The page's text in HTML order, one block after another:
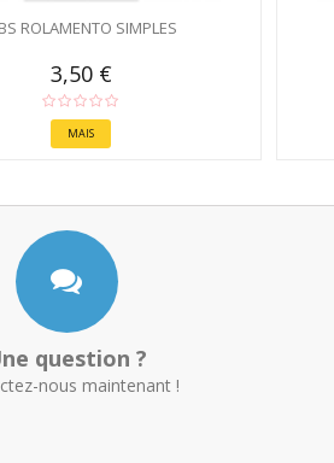
ROLAMENTO SIMPLES
3,50 €
MAIS
question ?
nous maintenant !